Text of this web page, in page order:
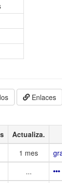
Enlaces
Actualiza.
1 mes
...